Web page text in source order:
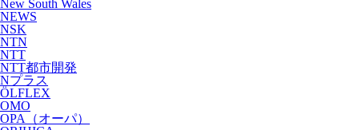
New South Wales
NEWS
NSK
NTN
NTT
NTT都市開発
Nプラス
ÖLFLEX
OMO
OPA（オーパ）